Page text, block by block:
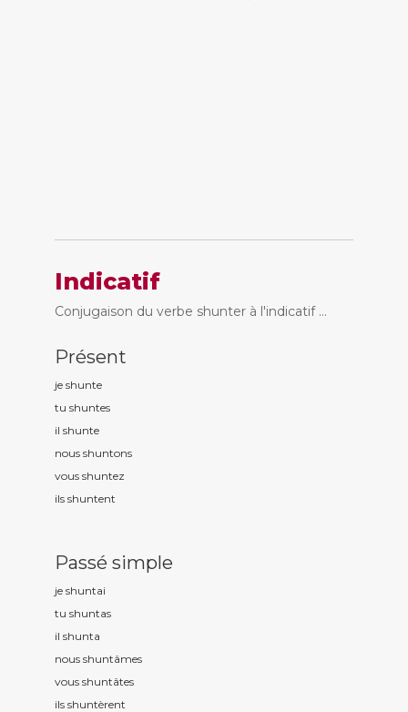
Indicatif
Conjugaison du verbe shunter à l'indicatif ...
Présent
je shunte
tu shuntes
il shunte
nous shuntons
vous shuntez
ils shuntent
Passé simple
je shuntai
tu shuntas
il shunta
nous shuntâmes
vous shuntâtes
ils shuntèrent